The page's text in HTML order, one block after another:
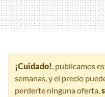
¡Cuidado!, publicamos
semanas, y el precio
perderte ninguna oferta,